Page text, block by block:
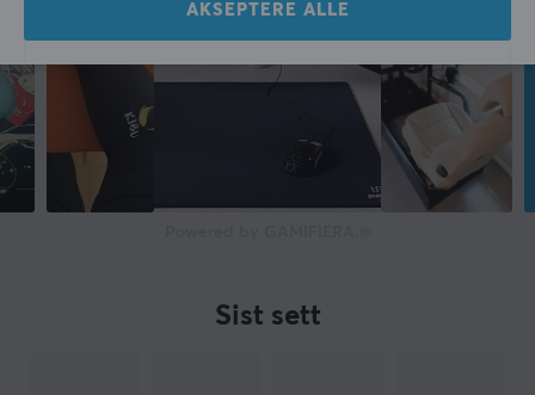
Sist sett
AKSEPTERE ALLE